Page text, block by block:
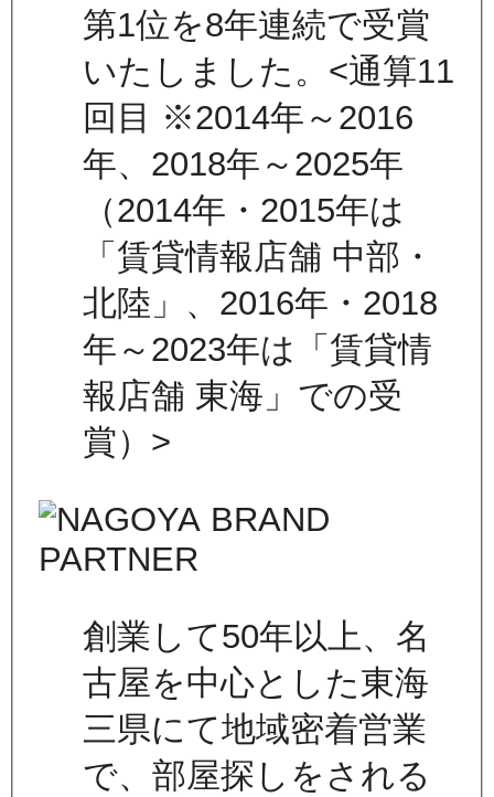
第1位を8年連続で受賞
いたしました。<通算11
回目 ※2014年～2016
年、2018年～2025年
（2014年・2015年は
「賃貸情報店舗 中部・
北陸」、2016年・2018
年～2023年は「賃貸情
報店舗 東海」での受
賞）>
創業して50年以上、名
古屋を中心とした東海
三県にて地域密着営業
で、部屋探しをされる